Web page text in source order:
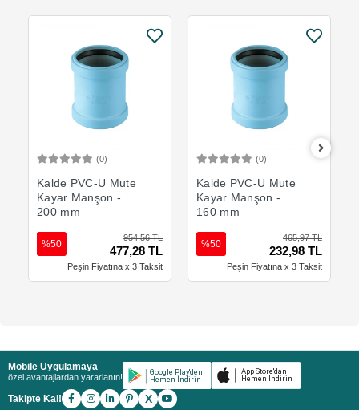
(0)
Kalde PVC-U Mute
Kayar Manşon -
200 mm
954,56 TL
477,28 TL
%50
Peşin Fiyatına x 3 Taksit
(0)
Kalde PVC-U Mute
Kayar Manşon -
160 mm
465,97 TL
232,98 TL
%50
Peşin Fiyatına x 3 Taksit
Mobile Uygulamaya
özel avantajlardan yararlanın!
Takipte Kal! X